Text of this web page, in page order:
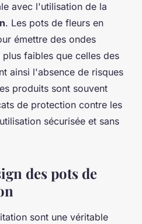
avec l'utilisation de la
. Les pots de fleurs en
émettre des ondes
faibles que celles des
ainsi l'absence de risques
produits sont souvent
de protection contre les
sécurisée et sans
des pots de
sont une véritable